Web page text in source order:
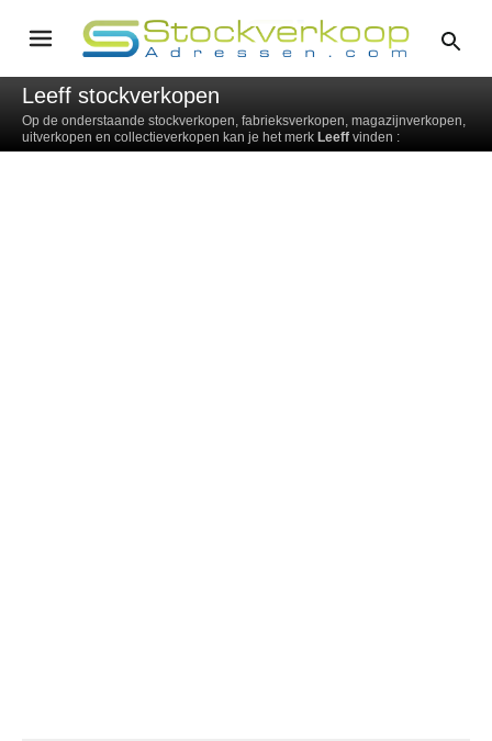
Leeff stockverkopen
Op de onderstaande stockverkopen, fabrieksverkopen, magazijnverkopen,
uitverkopen en collectieverkopen kan je het merk Leeff vinden :